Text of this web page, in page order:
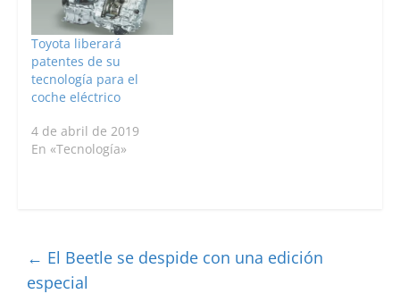
Toyota liberará
patentes de su
tecnología para el
coche eléctrico
4 de abril de 2019
En «Tecnología»
← El Beetle se despide con una edición
especial